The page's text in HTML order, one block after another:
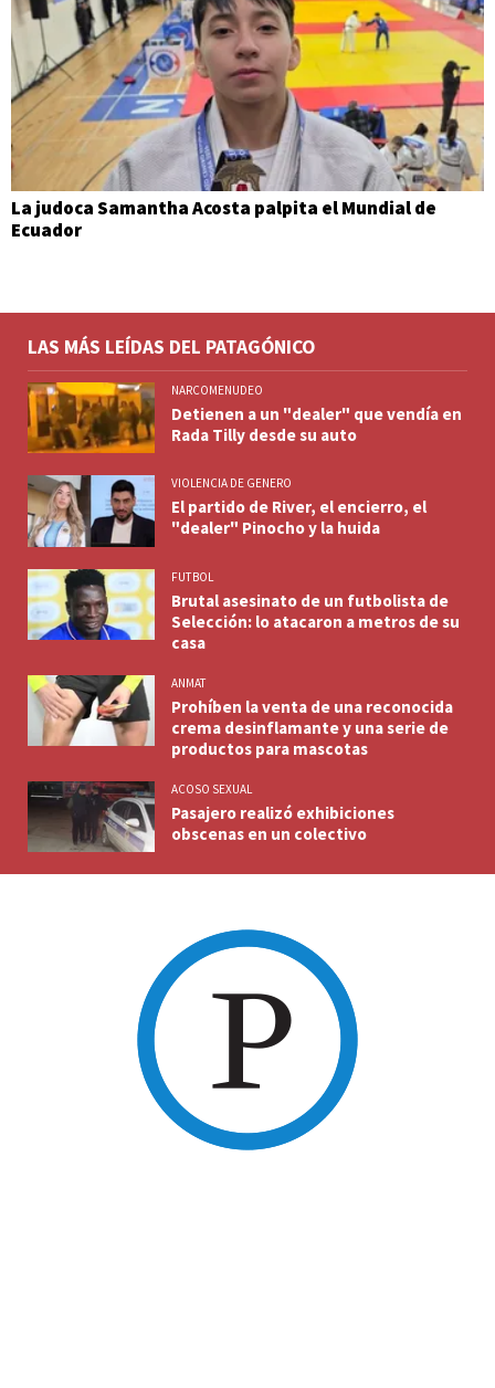
La judoca Samantha Acosta palpita el Mundial de
Ecuador
LAS MÁS LEÍDAS DEL PATAGÓNICO
NARCOMENUDEO
Detienen a un "dealer" que vendía en
Rada Tilly desde su auto
VIOLENCIA DE GENERO
El partido de River, el encierro, el
"dealer" Pinocho y la huida
FUTBOL
Brutal asesinato de un futbolista de
Selección: lo atacaron a metros de su
casa
ANMAT
Prohíben la venta de una reconocida
crema desinflamante y una serie de
productos para mascotas
ACOSO SEXUAL
Pasajero realizó exhibiciones
obscenas en un colectivo